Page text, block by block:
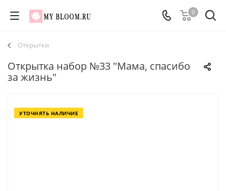
0
Открытки
Открытка набор №33 "Мама, спасибо
за жизнь"
УТОЧНЯТЬ НАЛИЧИЕ